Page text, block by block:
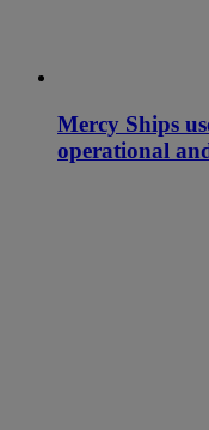
Mercy Ships
operational